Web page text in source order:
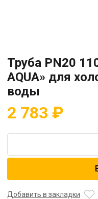
Труба PN20
AQUA» для
воды
2 783 ₽
Труба
x
Добавить в закладки